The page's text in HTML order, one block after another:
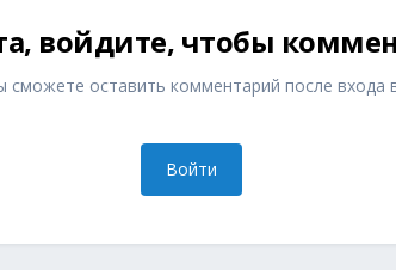
войдите, чтобы
сможете оставить комментарий после входа
Войти